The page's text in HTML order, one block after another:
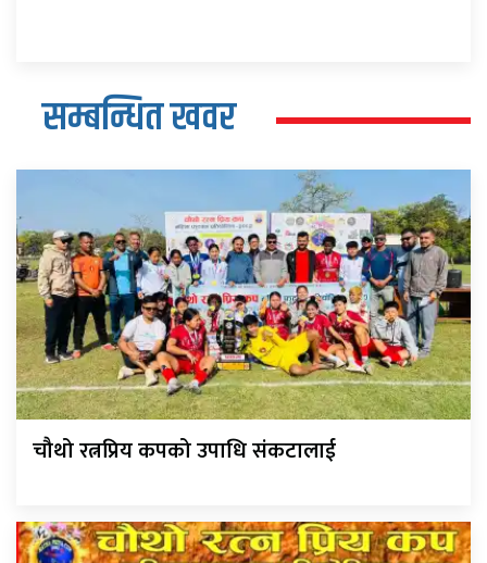
सम्बन्धित खवर
चौथो रत्नप्रिय कपको उपाधि संकटालाई